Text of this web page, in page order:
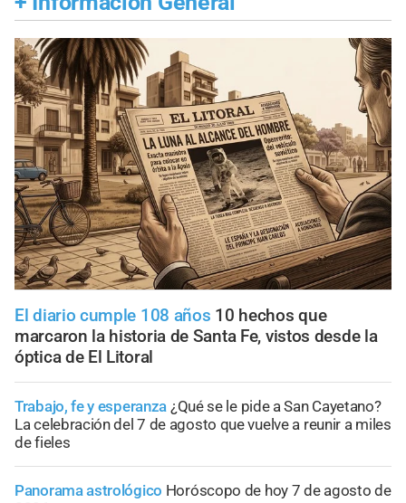
El diario cumple 108 años 10 hechos que
marcaron la historia de Santa Fe, vistos desde la
óptica de El Litoral
Trabajo, fe y esperanza ¿Qué se le pide a San Cayetano?
La celebración del 7 de agosto que vuelve a reunir a miles
de fieles
Panorama astrológico Horóscopo de hoy 7 de agosto de